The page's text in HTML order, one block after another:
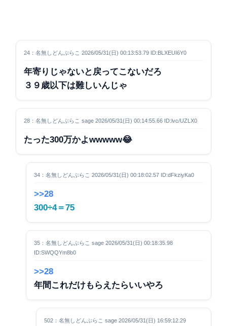
24：名無しどんぶらこ 2026/05/31(日) 00:13:53.79 ID:BLXEUI6Y0
年寄りじゃないと戻ってこないだろ
３９歳以下は難しいんじゃ
28：名無しどんぶらこ sage 2026/05/31(日) 00:14:55.66 ID:lvc/UZLX0
たった300万かよwwwww😂
34：名無しどんぶらこ 2026/05/31(日) 00:18:02.57 ID:dFkziyKa0
>>28
300÷4＝75
35：名無しどんぶらこ sage 2026/05/31(日) 00:18:35.98
ID:SWQQYm8b0
>>28
年間これだけもらえたらいいやろ
502：名無しどんぶらこ sage 2026/05/31(日) 16:59:12.29